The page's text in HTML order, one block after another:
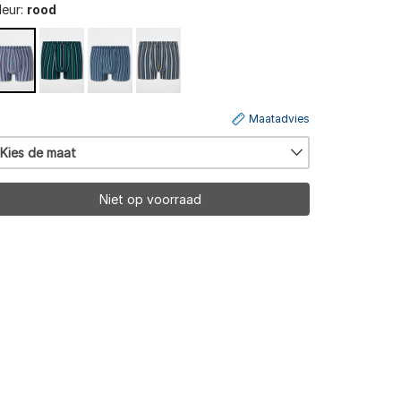
rood
Kies de maat
Maatadvies
Niet op voorraad